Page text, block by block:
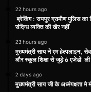
22 hours ago
ब्रेकिंग : रायपुर ग्रामीण पुलिस
संदिग्ध व्यक्ति की खैर नहीं
23 hours ago
मुख्यमंत्री साय ने एम हेल्पलाइन,
और स्कूल शिक्षा से जुड़े 6 एजेंडों ली
2 days ago
मुख्यमंत्री साय जी के अध्मंयक्षता मे